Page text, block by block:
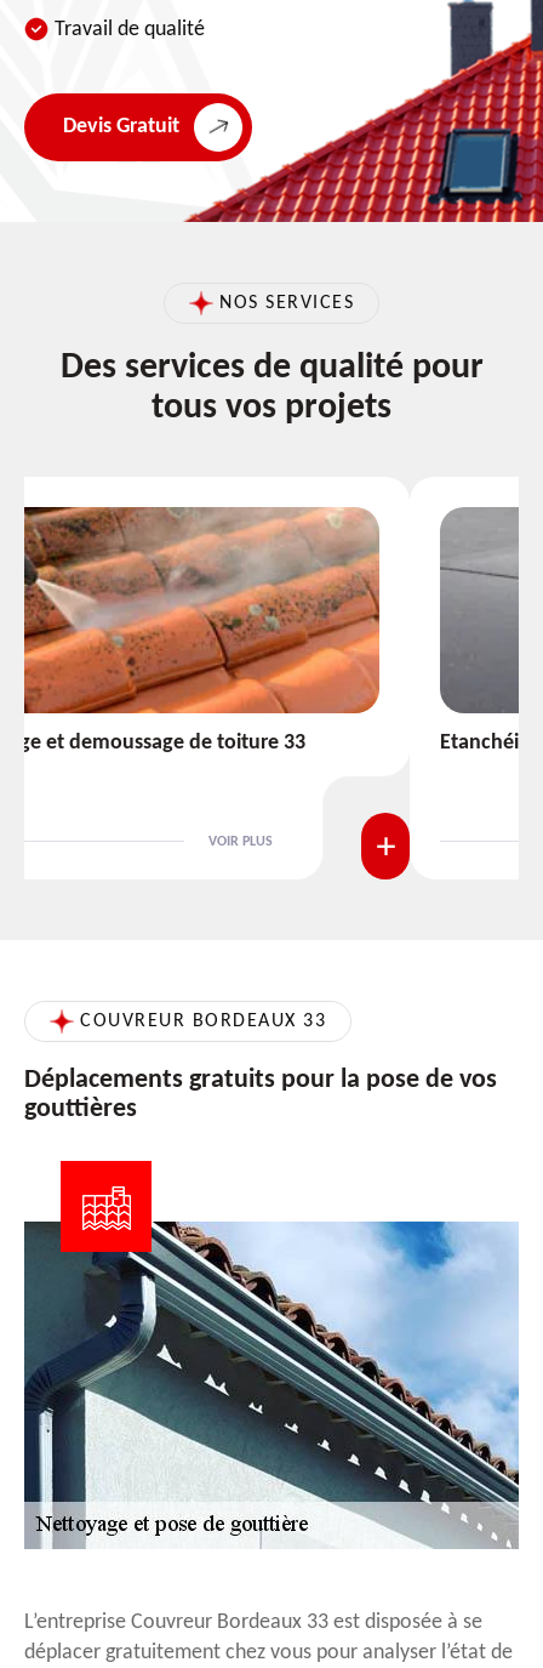
Travail de qualité
Devis Gratuit
NOS SERVICES
Des services de qualité pour
tous vos projets
Etanchéité toiture 33
VOIR PLUS
COUVREUR BORDEAUX 33
Déplacements gratuits pour la pose de vos
gouttières
L’entreprise Couvreur Bordeaux 33 est disposée à se
déplacer gratuitement chez vous pour analyser l’état de